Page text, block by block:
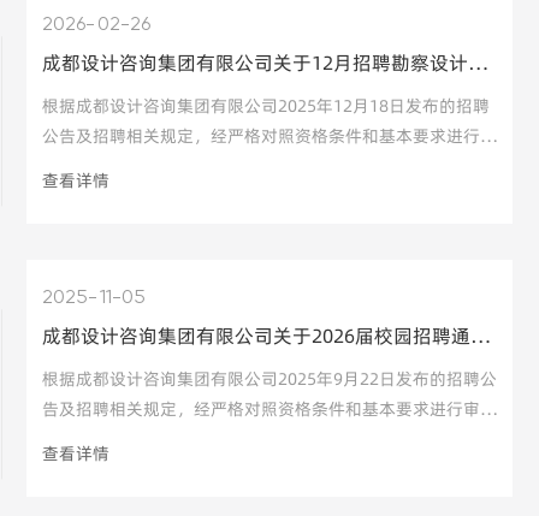
招）、智能化设计岗（校招）因通过资格审查人数不足，取消
月2日。公示期间，如有异议，请以电话、信函等方式反映。
笔试安排：通过资格审查的人员将进入笔试环节，预计于公示
结束后10个工作日内组织开展，具体笔试时间及方式将以
02-26
2026
成都设计咨询集团有限公司关于12月招聘勘察设计工程师等岗位通过资格审核的人员名单公示
根据成都设计咨询集团有限公司2025年12月18日发布的招聘
公告及招聘相关规定，经严格对照资格条件和基本要求进行审
核，现将通过审核的人员名单予以公示。其中，低空经济技术
总监因报名人数不足，取消该岗位招聘；智能设计师因通过资
话、信函等方式反映。笔试安排：通过资格审查的人员将进入
笔试时间及方式将以邮件或短信等方式通知。咨询方式：集团
人事部：罗老师028-81260159、3825023605@qq.com监督
投诉：集团纪委办：赵老师0
查看详情
11-05
2025
成都设计咨询集团有限公司关于2026届校园招聘通过资格审核的人员名单公示
根据成都设计咨询集团有限公司2025年9月22日发布的招聘公
告及招聘相关规定，经严格对照资格条件和基本要求进行审
核，现将通过审核的人员名单予以公示。其中，数字化设计岗
（所属成都设计咨询集团规划设计咨询有限公司）、数字化设
查看详情